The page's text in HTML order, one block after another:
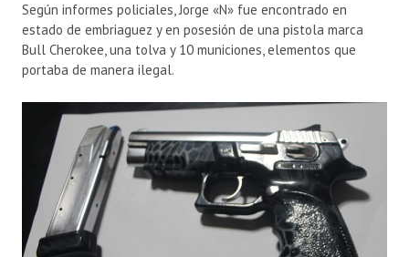
Según informes policiales, Jorge «N» fue encontrado en
estado de embriaguez y en posesión de una pistola marca
Bull Cherokee, una tolva y 10 municiones, elementos que
portaba de manera ilegal.